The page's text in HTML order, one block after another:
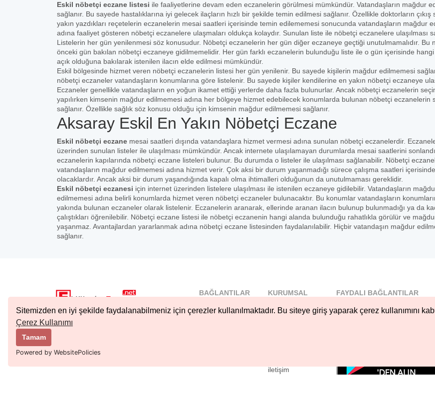
Sitemizden en iyi şekilde faydalanabilmeniz için çerezler kullanılmaktadır. Bu siteye giriş yaparak çerez kullanımını
Çerez Kullanımı
Tamam
Powered by WebsitePolicies
Eskil nöbetçi eczane listesi ile faaliyetlerine devam eden eczanelerin görülmesi mümkündür. Vatandaşların mağdur
sağlanır. Bu sayede hastalıklarına iyi gelecek ilaçların hızlı bir şekilde temin edilmesi sağlanır. Özellikle doktorların çıkış
yakın yazdıkları reçetelerin eczanelerin mesai saatleri içerisinde temin edilememesi sonucunda vatandaşların mağdur
adına faaliyet gösteren nöbetçi eczanelere ulaşmaları oldukça kolaydır. Sunulan liste ile nöbetçi eczanelere ulaşılması
Listelerin her gün yenilenmesi söz konusudur. Nöbetçi eczanelerin her gün diğer eczaneye geçtiği unutulmamalıdır. Bu
önceki gün bakılan nöbetçi eczaneye gidilmemelidir. Her gün farklı eczanelerin bulunduğu liste ile o gün içerisinde
açık olduğuna bakılarak istenilen ilacın elde edilmesi mümkündür.
Eskil bölgesinde hizmet veren nöbetçi eczanelerin listesi her gün yenilenir. Bu sayede kişilerin mağdur edilmemesi
nöbetçi eczaneler vatandaşların konumlarına göre listelenir. Bu sayede kişiler kendilerine en yakın nöbetçi eczaneye
Eczaneler genellikle vatandaşların en yoğun ikamet ettiği yerlerde daha fazla bulunurlar. Ancak nöbetçi eczanelerin
yapılırken kimsenin mağdur edilmemesi adına her bölgeye hizmet edebilecek konumlarda bulunan nöbetçi eczanelerin
sağlanır. Özellikle sağlık söz konusu olduğu için kimsenin mağdur edilmemesi sağlanır.
Aksaray Eskil En Yakın Nöbetçi Eczane
Eskil nöbetçi eczane mesai saatleri dışında vatandaşlara hizmet vermesi adına sunulan nöbetçi eczanelerdir.
üzerinden sunulan listeler ile ulaşılması mümkündür. Ancak internete ulaşılamayan durumlarda mesai saatlerini
eczanelerin kapılarında nöbetçi eczane listeleri bulunur. Bu durumda o listeler ile ulaşılması sağlanabilir. Nöbetçi
vatandaşların mağdur edilmemesi adına hizmet verir. Çok aksi bir durum yaşanmadığı sürece çalışma saatleri
olacaklardır. Ancak aksi bir durum yaşandığında kapalı olma ihtimalleri olduğunun da unutulmaması gereklidir.
Eskil nöbetçi eczanesi için internet üzerinden listelere ulaşılması ile istenilen eczaneye gidilebilir. Vatandaşların
edilmemesi adına belirli konumlarda hizmet veren nöbetçi eczaneler bulunacaktır. Bu konumlar vatandaşların
yakında bulunan eczaneler olarak listelenir. Eczanelerin aranarak, ellerinde aranan ilacın bulunup bulunmadığı ya da
çalıştıkları öğrenilebilir. Nöbetçi eczane listesi ile nöbetçi eczanenin hangi alanda bulunduğu rahatlıkla görülür ve
yaşanmaz. Avantajlardan yararlanmak adına nöbetçi eczane listesinden faydalanılabilir. Hiçbir vatandaşın mağdur
sağlanır.
Copyright © 2023 Tüm Hakları Saklıdır.
BAĞLANTILAR
Nöbetçi...
KURUMSAL
Hakkımızda
iletişim
FAYDALI BAĞLANTILAR